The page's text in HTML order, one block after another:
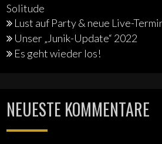
Solitude
Lust auf Party & neue Live-
Unser „Junik-Update“ 2022
Es geht wieder los!
NEUESTE KOMMENTARE